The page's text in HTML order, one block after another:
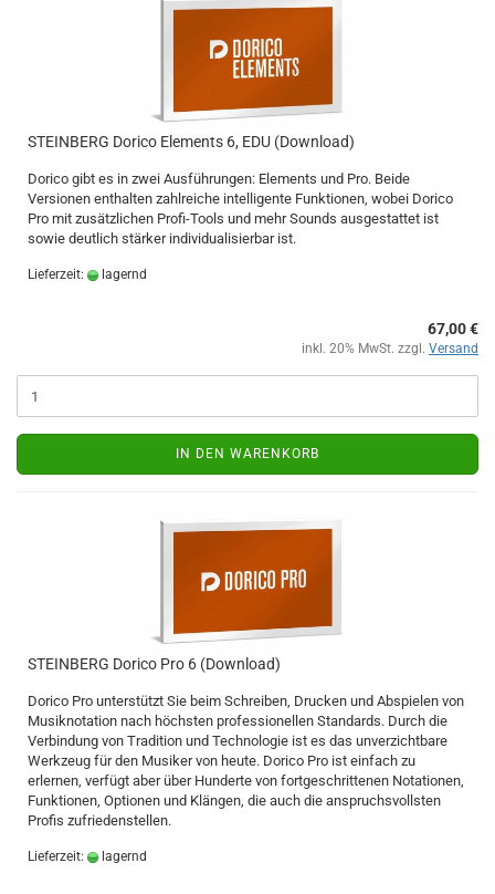
STEINBERG Dorico Elements 6, EDU (Download)
Dorico gibt es in zwei Ausführungen: Elements und Pro. Beide
Versionen enthalten zahlreiche intelligente Funktionen, wobei Dorico
Pro mit zusätzlichen Profi-Tools und mehr Sounds ausgestattet ist
sowie deutlich stärker individualisierbar ist.
Lieferzeit: lagernd
67,00 €
inkl. 20% MwSt. zzgl. Versand
IN DEN WARENKORB
STEINBERG Dorico Pro 6 (Download)
Dorico Pro unterstützt Sie beim Schreiben, Drucken und Abspielen von
Musiknotation nach höchsten professionellen Standards. Durch die
Verbindung von Tradition und Technologie ist es das unverzichtbare
Werkzeug für den Musiker von heute. Dorico Pro ist einfach zu
erlernen, verfügt aber über Hunderte von fortgeschrittenen Notationen,
Funktionen, Optionen und Klängen, die auch die anspruchsvollsten
Profis zufriedenstellen.
Lieferzeit: lagernd